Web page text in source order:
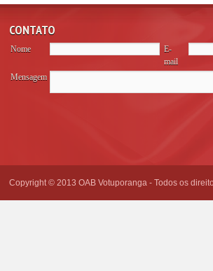
CONTATO
Nome
E-
mail
Mensagem
Copyright © 2013 OAB Votuporanga - Todos os